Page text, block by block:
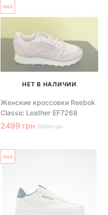
НЕТ В НАЛИЧИИ
Женские кроссовки Reebok
Classic Leather EF7268
2499 грн 3999 грн